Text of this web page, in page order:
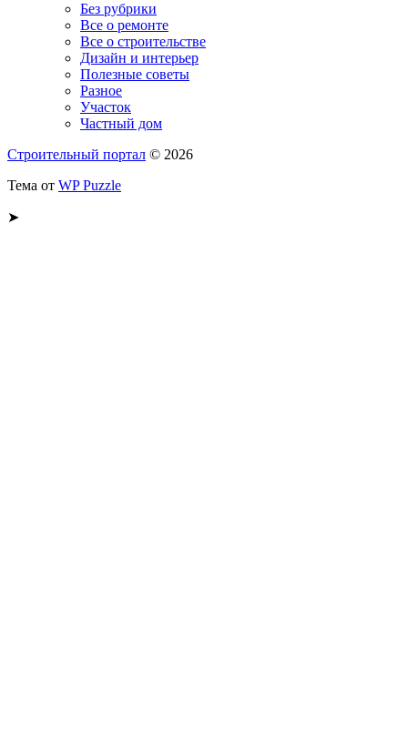
Без рубрики
Все о ремонте
Все о строительстве
Дизайн и интерьер
Полезные советы
Разное
Участок
Частный дом
Строительный портал © 2026
Тема от WP Puzzle
➤